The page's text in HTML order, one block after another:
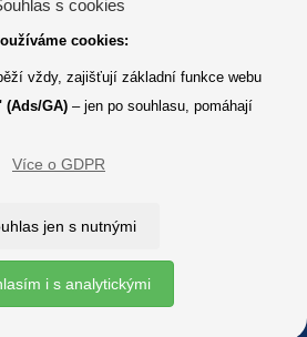
Youtube SONS
a obrázků uvedených na tomto serveru je
2012 - 2026 SONS ČR, z. s.
osobních údajů (GDPR)
s cookies
cookies:
vždy, zajišťují základní funkce webu
(Ads/GA) – jen po souhlasu, pomáhají
Více o GDPR
jen s nutnými
i s analytickými